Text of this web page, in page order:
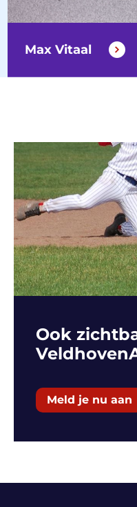
Max Vitaal
Ook
Meld je nu aan